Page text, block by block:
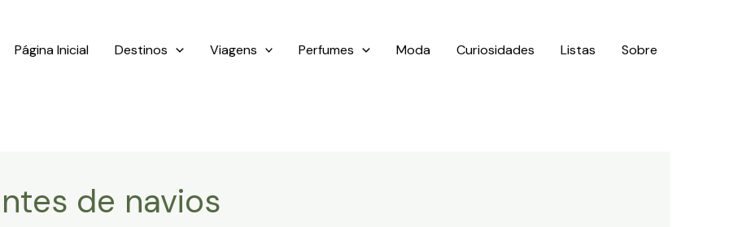
Página Inicial Destinos Viagens Perfumes Moda Curiosidades Listas Sobre
de navios